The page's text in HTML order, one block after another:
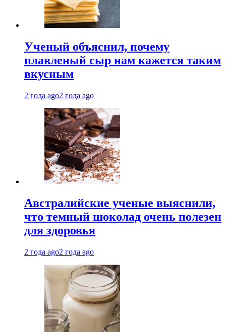
Ученый объяснил, почему
плавленый сыр нам кажется таким
вкусным
2 года ago2 года ago
Австралийские ученые выяснили,
что темный шоколад очень полезен
для здоровья
2 года ago2 года ago